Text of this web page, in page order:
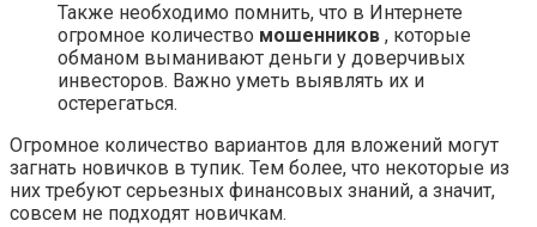
Также необходимо помнить, что в Интернете
огромное количество мошенников , которые
обманом выманивают деньги у доверчивых
инвесторов. Важно уметь выявлять их и
остерегаться.
Огромное количество вариантов для вложений могут
загнать новичков в тупик. Тем более, что некоторые из
них требуют серьезных финансовых знаний, а значит,
совсем не подходят новичкам.